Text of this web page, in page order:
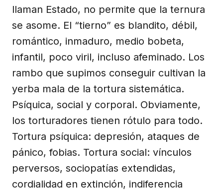
llaman Estado, no permite que la ternura
se asome. El “tierno” es blandito, débil,
romántico, inmaduro, medio bobeta,
infantil, poco viril, incluso afeminado. Los
rambo que supimos conseguir cultivan la
yerba mala de la tortura sistemática.
Psíquica, social y corporal. Obviamente,
los torturadores tienen rótulo para todo.
Tortura psíquica: depresión, ataques de
pánico, fobias. Tortura social: vínculos
perversos, sociopatías extendidas,
cordialidad en extinción, indiferencia